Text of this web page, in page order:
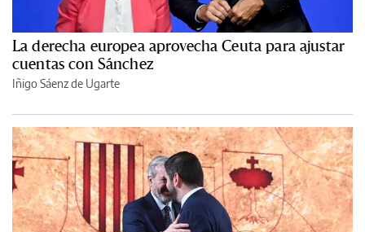
La derecha europea aprovecha Ceuta para ajustar
cuentas con Sánchez
Iñigo Sáenz de Ugarte